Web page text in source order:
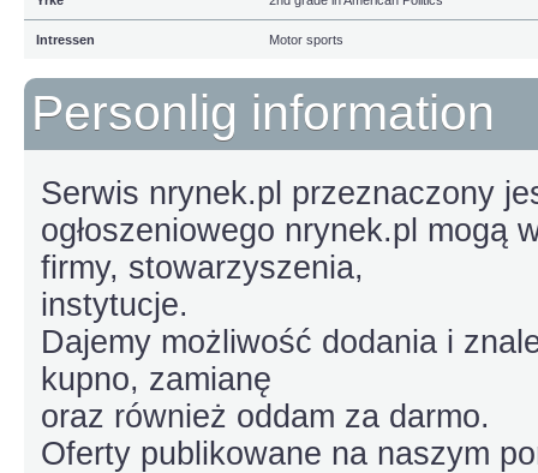
Intressen Motor sports
Personlig information
Serwis nrynek.pl przeznaczony
ogłoszeniowego nrynek.pl mogą
firmy, stowarzyszenia,
instytucje.
Dajemy możliwość dodania i
kupno, zamianę
oraz również oddam za darmo.
Oferty publikowane na naszym